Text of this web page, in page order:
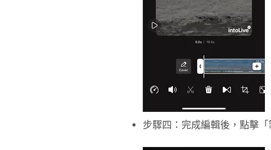
步驟四：完成編輯後，點擊